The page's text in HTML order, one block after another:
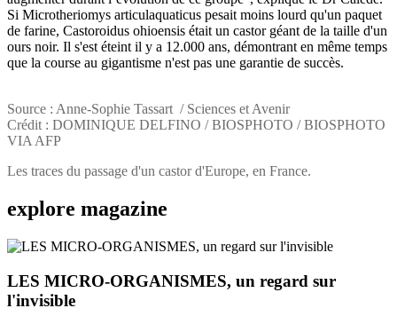
Si Microtheriomys articulaquaticus pesait moins lourd qu'un paquet
de farine, Castoroidus ohioensis était un castor géant de la taille d'un
ours noir. Il s'est éteint il y a 12.000 ans, démontrant en même temps
que la course au gigantisme n'est pas une garantie de succès.
Source : Anne-Sophie Tassart / Sciences et Avenir
Crédit : DOMINIQUE DELFINO / BIOSPHOTO / BIOSPHOTO
VIA AFP
Les traces du passage d'un castor d'Europe, en France.
explore magazine
LES MICRO-ORGANISMES, un regard sur
l'invisible